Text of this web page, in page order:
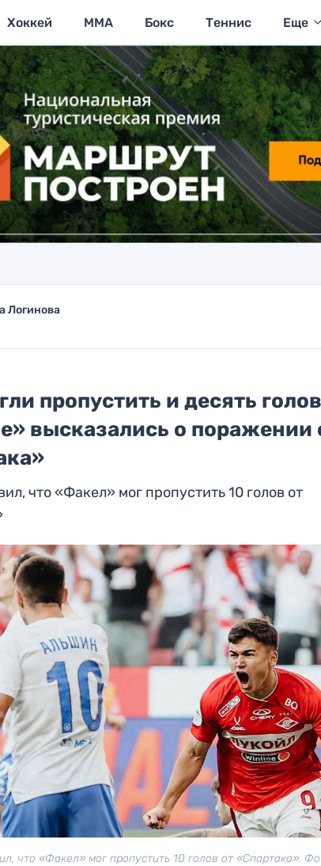
Хоккей MMA Бокс Теннис Еще
Логинова
пропустить и десять
высказались о поражении
что «Факел» мог пропустить 10 голов от
что «Факел» мог пропустить 10 голов от «Спартака».